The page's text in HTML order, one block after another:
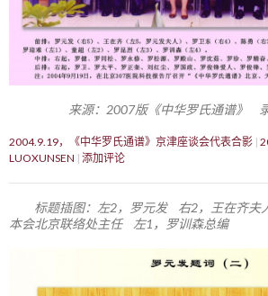
来源：2007版《中华罗氏通谱》
2004.9.19，《中华罗氏通谱》京津座谈会代表合影
LUOXUNSEN 添加评论
标题插图：左2，罗元发 右2，王在齐
本会北京联络处主任 左1，罗训森总编